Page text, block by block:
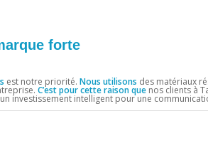
forte
est notre priorité. Nous utilisons des matériaux
C’est pour cette raison que nos clients à
investissement intelligent pour une